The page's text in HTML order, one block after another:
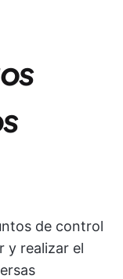
de control
y realizar el